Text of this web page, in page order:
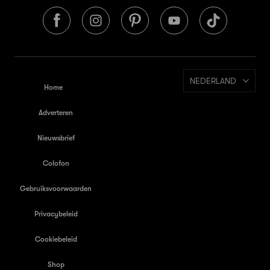
Home
Adverteren
Nieuwsbrief
Colofon
Gebruiksvoorwaarden
Privacybeleid
Cookiebeleid
Shop
NEDERLAND